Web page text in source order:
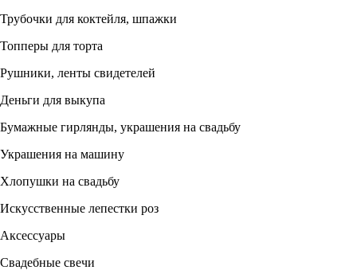
Трубочки для коктейля, шпажки
Топперы для торта
Рушники, ленты свидетелей
Деньги для выкупа
Бумажные гирлянды, украшения на свадьбу
Украшения на машину
Хлопушки на свадьбу
Искусственные лепестки роз
Аксессуары
Свадебные свечи